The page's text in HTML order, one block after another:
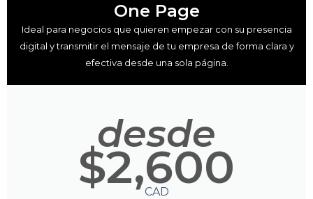
One Page
Ideal para negocios que quieren empezar con su presencia
digital y transmitir el mensaje de tu empresa de forma clara y
efectiva desde una sola página.
desde
$2,600
CAD